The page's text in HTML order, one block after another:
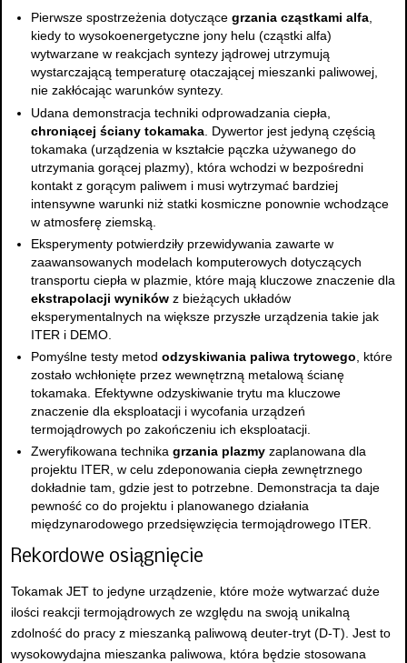
Pierwsze spostrzeżenia dotyczącegrzania cząstkami alfa,
kiedy to wysokoenergetyczne jony helu (cząstki alfa)
wytwarzane w reakcjach syntezy jądrowej utrzymują
wystarczającą temperaturę otaczającej mieszanki paliwowej,
nie zakłócając warunków syntezy.
Udana demonstracja techniki odprowadzania ciepła,
chroniącej ściany tokamaka . Dywertor jest jedyną częścią
tokamaka (urządzenia w kształcie pączka używanego do
utrzymania gorącej plazmy), która wchodzi w bezpośredni
kontakt z gorącym paliwem i musi wytrzymać bardziej
intensywne warunki niż statki kosmiczne ponownie wchodzące
w atmosferę ziemską.
Eksperymenty potwierdziły przewidywania zawarte w
zaawansowanych modelach komputerowych dotyczących
transportu ciepła w plazmie, które mają kluczowe znaczenie dla
ekstrapolacji wyników z bieżących układów
eksperymentalnych na większe przyszłe urządzenia takie jak
ITER i DEMO.
Pomyślne testy metododzyskiwania paliwa trytowego , które
zostało wchłonięte przez wewnętrzną metalową ścianę
tokamaka. Efektywne odzyskiwanie trytu ma kluczowe
znaczenie dla eksploatacji i wycofania urządzeń
termojądrowych po zakończeniu ich eksploatacji.
Zweryfikowana technikagrzania plazmy zaplanowana dla
projektu ITER, w celu zdeponowania ciepła zewnętrznego
dokładnie tam, gdzie jest to potrzebne. Demonstracja ta daje
pewność co do projektu i planowanego działania
międzynarodowego przedsięwzięcia termojądrowego ITER.
Rekordowe osiągnięcie
Tokamak JET to jedyne urządzenie, które może wytwarzać duże
ilości reakcji termojądrowych ze względu na swoją unikalną
zdolność do pracy z mieszanką paliwową deuter-tryt (D-T). Jest to
wysokowydajna mieszanka paliwowa, która będzie stosowana